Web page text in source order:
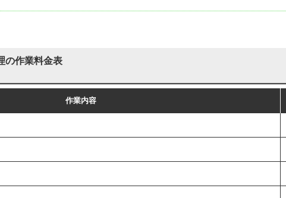
の作業料金表
作業内容